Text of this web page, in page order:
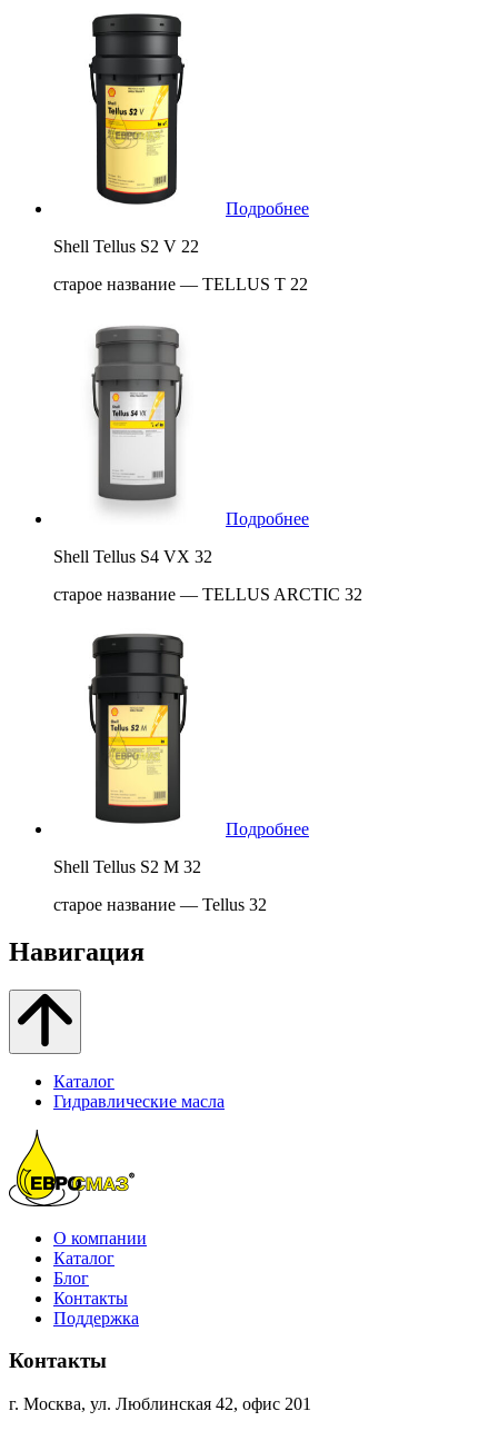
Подробнее
Shell Tellus S2 V 22
старое название — TELLUS T 22
Подробнее
Shell Tellus S4 VX 32
старое название — TELLUS ARCTIC 32
Подробнее
Shell Tellus S2 M 32
старое название — Tellus 32
Навигация
Каталог
Гидравлические масла
О компании
Каталог
Блог
Контакты
Поддержка
Контакты
г. Москва, ул. Люблинская 42, офис 201